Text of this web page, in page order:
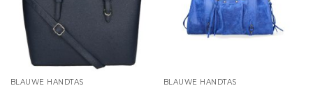
BLAUWE HANDTAS BLAUWE HANDTAS